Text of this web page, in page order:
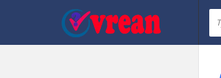
vrean.com